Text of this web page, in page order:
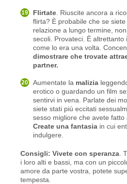
Flirtate . Riuscite ancora a
flirta? È probabile che se siete
relazione a lungo termine,
secoli. Provateci. È altrettanto
come lo era una volta.
dimostrare che trovate
partner.
Aumentate la malizia
erotico o guardando un film
sentirvi in vena. Parlate dei
siete stati più eccitati
sesso migliore che avete fatto
Create una fantasia in cui
indulgere.
Consigli: Vivete con speranza .
i loro alti e bassi, ma con un
amore da parte vostra, potete
tempesta.